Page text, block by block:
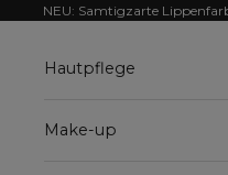
Zum Inhalt springen
NEU: Samtigzarte
Hautpflege
Make-up